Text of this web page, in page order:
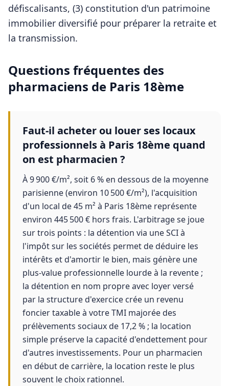
défiscalisants, (3) constitution d'un patrimoine
immobilier diversifié pour préparer la retraite et
la transmission.
Questions fréquentes des
pharmaciens de Paris 18ème
Faut-il acheter ou louer ses locaux
professionnels à Paris 18ème quand
on est pharmacien ?
À 9 900 €/m², soit 6 % en dessous de la moyenne
parisienne (environ 10 500 €/m²), l'acquisition
d'un local de 45 m² à Paris 18ème représente
environ 445 500 € hors frais. L'arbitrage se joue
sur trois points : la détention via une SCI à
l'impôt sur les sociétés permet de déduire les
intérêts et d'amortir le bien, mais génère une
plus-value professionnelle lourde à la revente ;
la détention en nom propre avec loyer versé
par la structure d'exercice crée un revenu
foncier taxable à votre TMI majorée des
prélèvements sociaux de 17,2 % ; la location
simple préserve la capacité d'endettement pour
d'autres investissements. Pour un pharmacien
en début de carrière, la location reste le plus
souvent le choix rationnel.